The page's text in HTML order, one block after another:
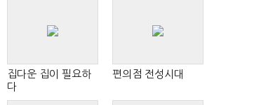
집다운 집이 필요하
다
편의점 전성시대